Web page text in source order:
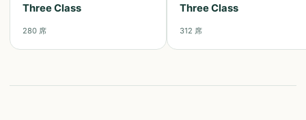
Three Class
280 席
Three Class
312 席